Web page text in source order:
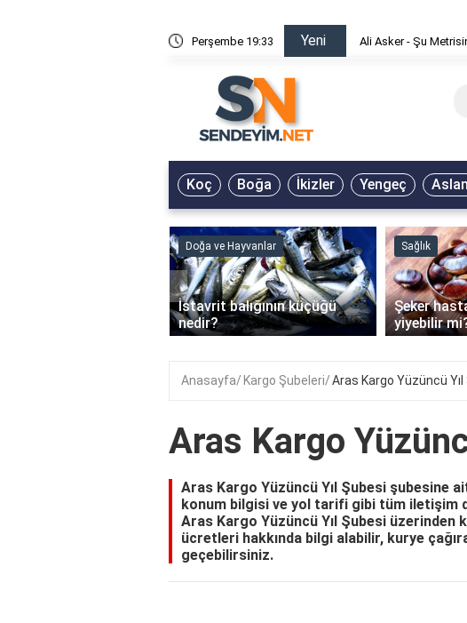
Perşembe 19:33 Yeni Ali Asker - Şu
Koç Boğa İkizler Yengeç Aslan
Doğa ve Hayvanlar
İstavrit balığının küçüğü
nedir?
Sağlık
Şeker
yiyebilir
‹
Anasayfa Kargo Şubeleri Aras Kargo Yüzüncü Yıl
Aras Kargo
Aras Kargo Yüzüncü Yıl Şubesi şubesine
konum bilgisi ve yol tarifi gibi tüm iletişim
Aras Kargo Yüzüncü Yıl Şubesi
ücretleri hakkında bilgi alabilir, kurye
geçebilirsiniz.